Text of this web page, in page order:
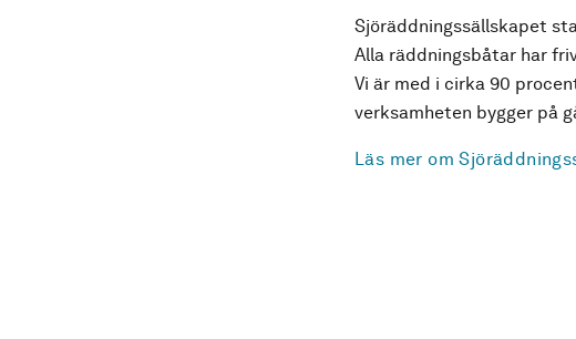
Sjöräddningssällskapet
Alla räddningsbåtar har
Vi är med i cirka 90
verksamheten bygger på
Läs mer om